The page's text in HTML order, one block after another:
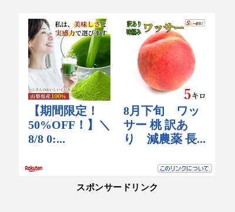
良き！連れとカウンターに座りましたが、次は1
人でしっぽりカウンター席行きたいと思います。
個室もあるから安心なはれや。
スポンサードリンク